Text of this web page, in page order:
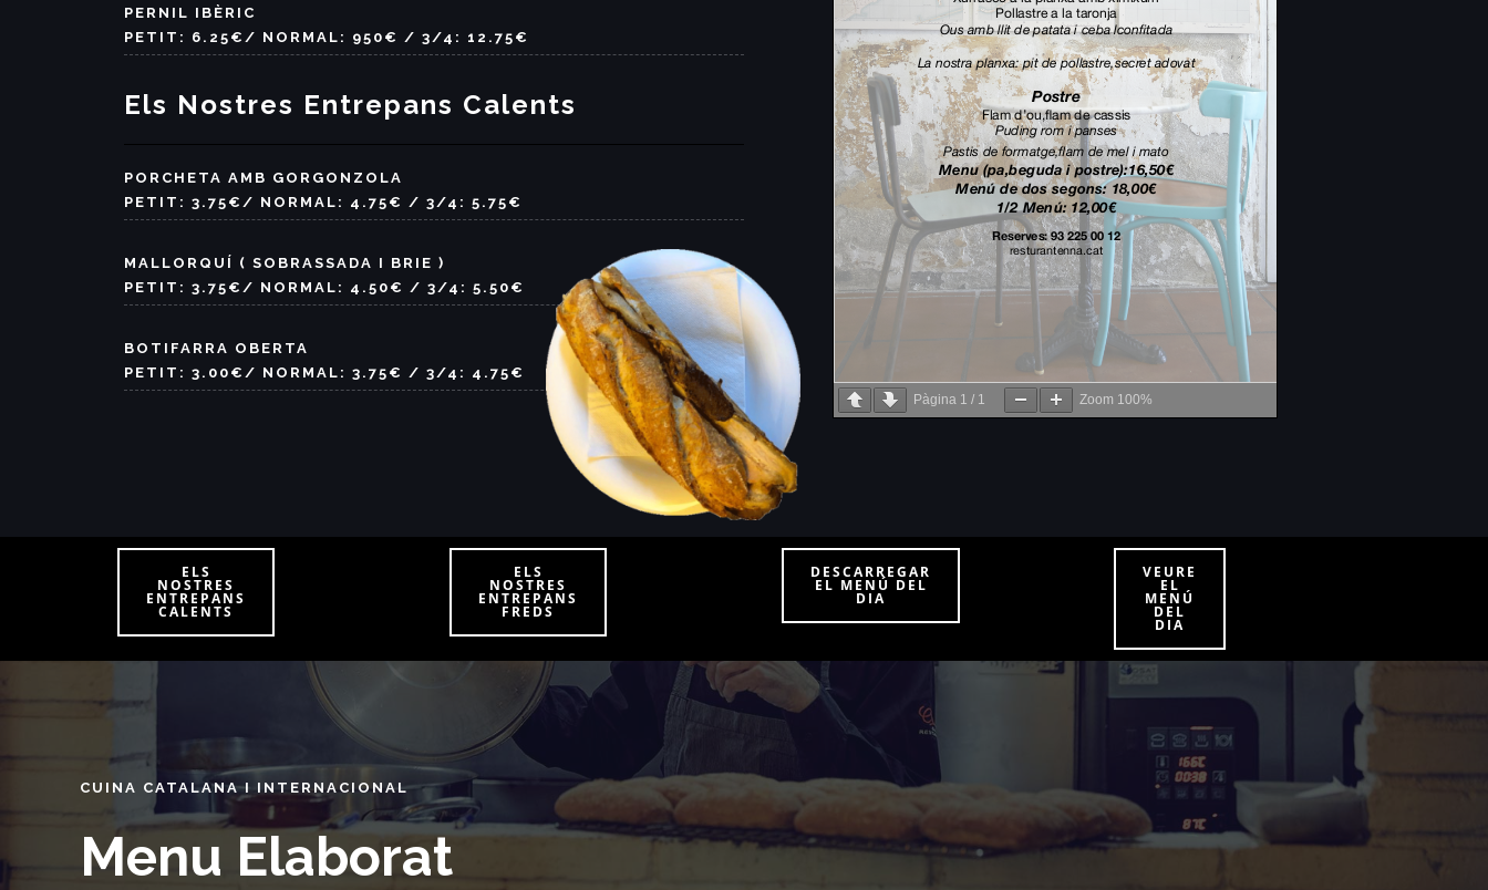
PERNIL IBÈRIC
PETIT: 6.25€/ NORMAL: 950€ / 3/4: 12.75€
Els Nostres Entrepans Calents
PORCHETA AMB GORGONZOLA
PETIT: 3.75€/ NORMAL: 4.75€ / 3/4: 5.75€
MALLORQUÍ ( SOBRASSADA I BRIE )
PETIT: 3.75€/ NORMAL: 4.50€ / 3/4: 5.50€
BOTIFARRA OBERTA
PETIT: 3.00€/ NORMAL: 3.75€ / 3/4: 4.75€
Pàgina 1 / 1 Zoom 100%
ELS
NOSTRES
ENTREPANS
CALENTS
ELS
NOSTRES
ENTREPANS
FREDS
DESCARREGAR
EL MENÚ DEL
DIA
VEURE
EL
MENÚ
DEL
DIA
CUINA CATALANA I INTERNACIONAL
Menu Elaborat